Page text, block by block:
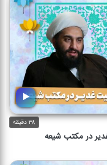
۳۸ دقیقه
در مکتب شیعه